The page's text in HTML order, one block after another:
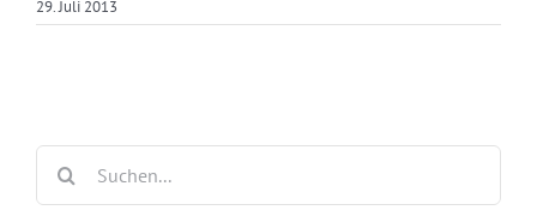
29. Juli 2013
nach: